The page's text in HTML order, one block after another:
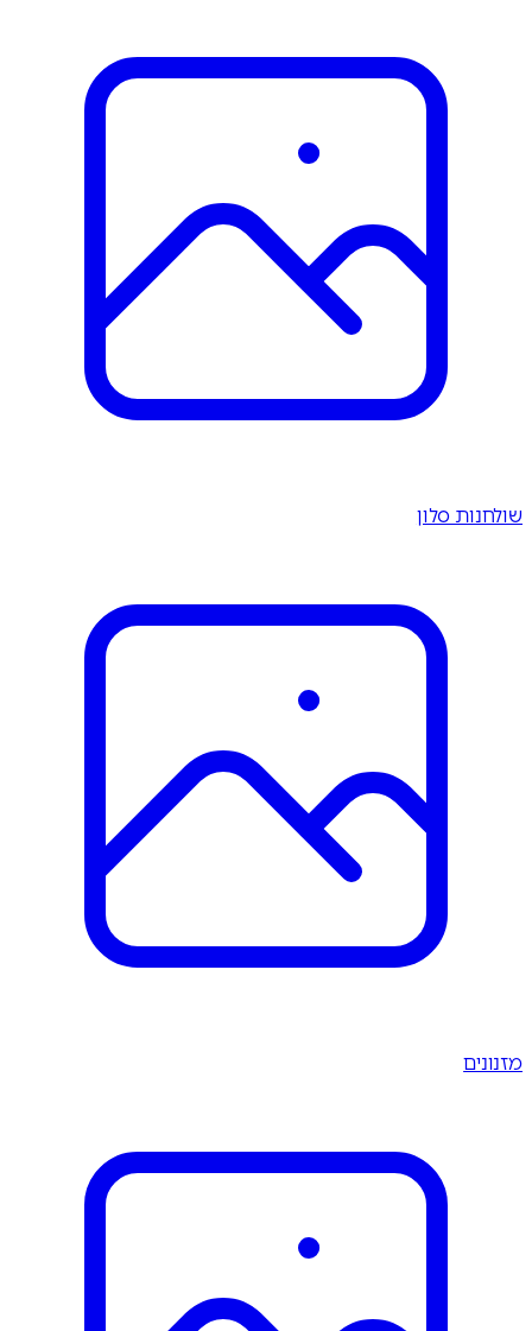
שולחנות סלון
מזנונים